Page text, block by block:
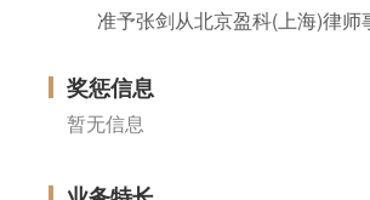
准予张剑从北京盈科(上海)律
奖惩信息
暂无信息